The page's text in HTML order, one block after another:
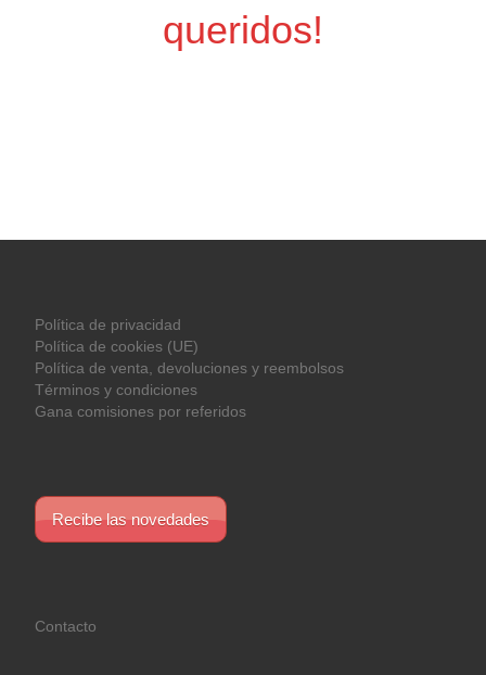
queridos!
Política de privacidad
Política de cookies (UE)
Política de venta, devoluciones y reembolsos
Términos y condiciones
Gana comisiones por referidos
Recibe las novedades
Contacto